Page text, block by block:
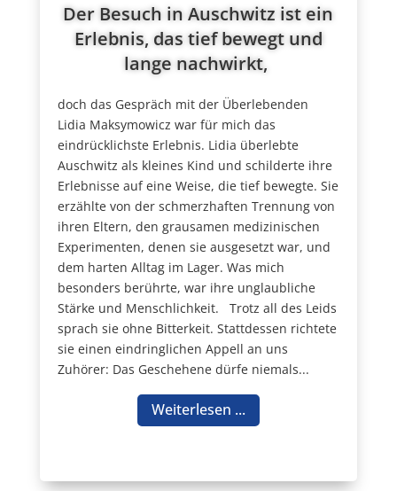
Der Besuch in Auschwitz ist ein
Erlebnis, das tief bewegt und
lange nachwirkt,
doch das Gespräch mit der Überlebenden
Lidia Maksymowicz war für mich das
eindrücklichste Erlebnis. Lidia überlebte
Auschwitz als kleines Kind und schilderte ihre
Erlebnisse auf eine Weise, die tief bewegte. Sie
erzählte von der schmerzhaften Trennung von
ihren Eltern, den grausamen medizinischen
Experimenten, denen sie ausgesetzt war, und
dem harten Alltag im Lager. Was mich
besonders berührte, war ihre unglaubliche
Stärke und Menschlichkeit. Trotz all des Leids
sprach sie ohne Bitterkeit. Stattdessen richtete
sie einen eindringlichen Appell an uns
Zuhörer: Das Geschehene dürfe niemals...
Weiterlesen ...